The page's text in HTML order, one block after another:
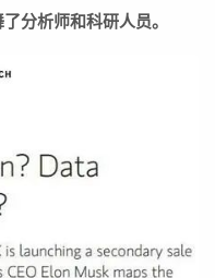
分析师和科研人员。